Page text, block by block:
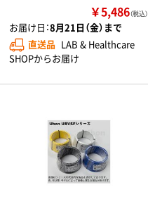
￥5,486（税込）
お届け日：8月21日（金）まで
直送品 LAB & Healthcare
SHOPからお届け